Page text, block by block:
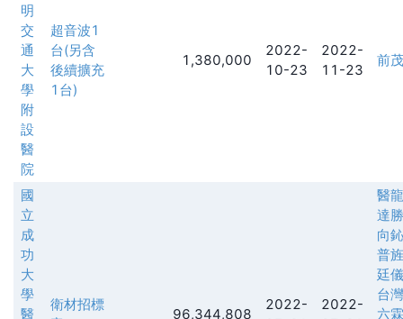
明
交
通
大
學
附
設
醫
院
超音波1
台(另含
後續擴充
1台)
1,380,000
2022-
10-23
2022-
11-23
前
國
立
成
功
大
學
醫
衛材招標
96,344,808
2022-
2022-
醫
達
向
普
廷
台
六